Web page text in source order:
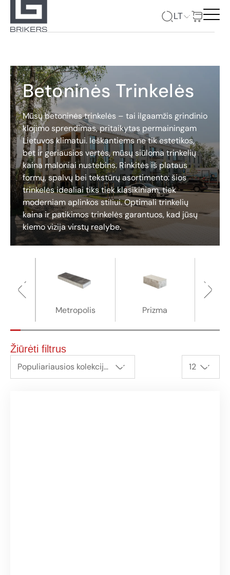
LT
Betoninės Trinkelės
Mūsų betoninės trinkelės – tai ilgaamžis grindinio
klojimo sprendimas, pritaikytas permainingam
Lietuvos klimatui. Ieškantiems ne tik estetikos,
bet ir geriausios vertės, mūsų siūloma trinkelių
kaina maloniai nustebins. Rinkitės iš plataus
formų, spalvų bei tekstūrų asortimento: šios
trinkelės idealiai tiks tiek klasikiniam, tiek
moderniam aplinkos stiliui. Optimali trinkelių
kaina ir patikimos trinkelės garantuos, kad jūsų
kiemo vizija virstų realybe.
Metropolis Prizma
Žiūrėti filtrus
Populiariausios kolekcijos 12